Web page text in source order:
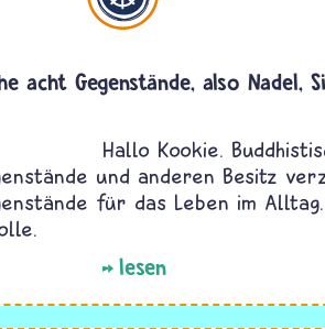
acht Gegenstände, also Nadel,
Hallo Kookie.
und anderen Besitz
für das Leben im
lesen